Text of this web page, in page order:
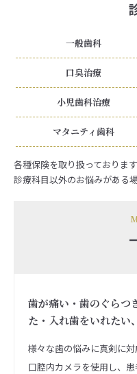
一般歯科
口臭治療
小児歯科治療
マタニティ歯科
各種保険を取り扱っております
診療科目以外のお悩みがある
歯が痛い・歯のぐらつ
た・入れ歯をいれたい
様々な歯の悩みに真剣に対
口腔内カメラを使用し、